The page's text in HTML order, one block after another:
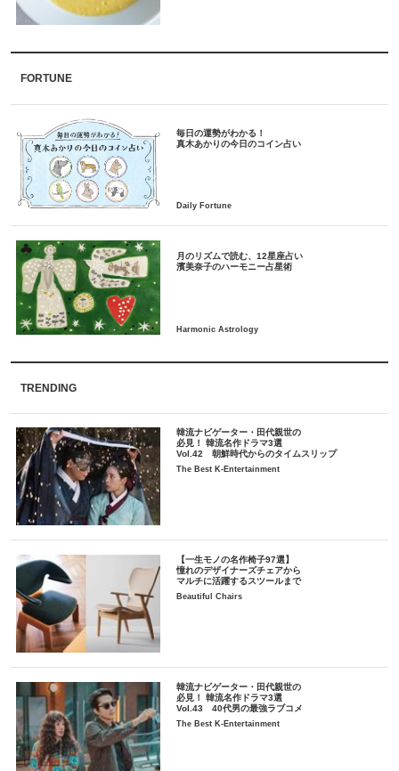
FORTUNE
毎日の運勢がわかる！
月のリズムで読む、12星座占い
TRENDING
韓流ナビゲーター・田代親世の
必見！ 韓流名作ドラマ3選
Vol.42 朝鮮時代からのタイムスリップ
The Best K-Entertainment
【一生モノの名作椅子97選】
憧れのデザイナーズチェアから
マルチに活躍するスツールまで
Beautiful Chairs
韓流ナビゲーター・田代親世の
必見！ 韓流名作ドラマ3選
Vol.43 40代男の最強ラブコメ
The Best K-Entertainment